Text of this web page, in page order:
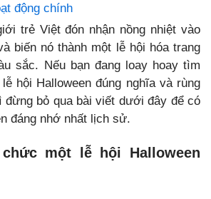
động chính
trẻ Việt đón nhận nồng nhiệt vào
biến nó thành một lễ hội hóa trang
sắc. Nếu bạn đang loay hoay tìm
hội Halloween đúng nghĩa và rùng
đừng bỏ qua bài viết dưới đây để có
đáng nhớ nhất lịch sử.
một lễ hội Halloween